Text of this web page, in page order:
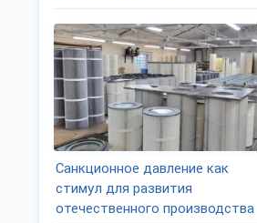
Санкционное давление как
стимул для развития
отечественного производства